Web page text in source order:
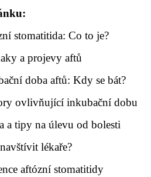
stomatitida: Co to je?
a projevy aftů
doba aftů: Kdy se bát?
ovlivňující inkubační dobu
a tipy na úlevu od bolesti
lékaře?
aftózní stomatitidy